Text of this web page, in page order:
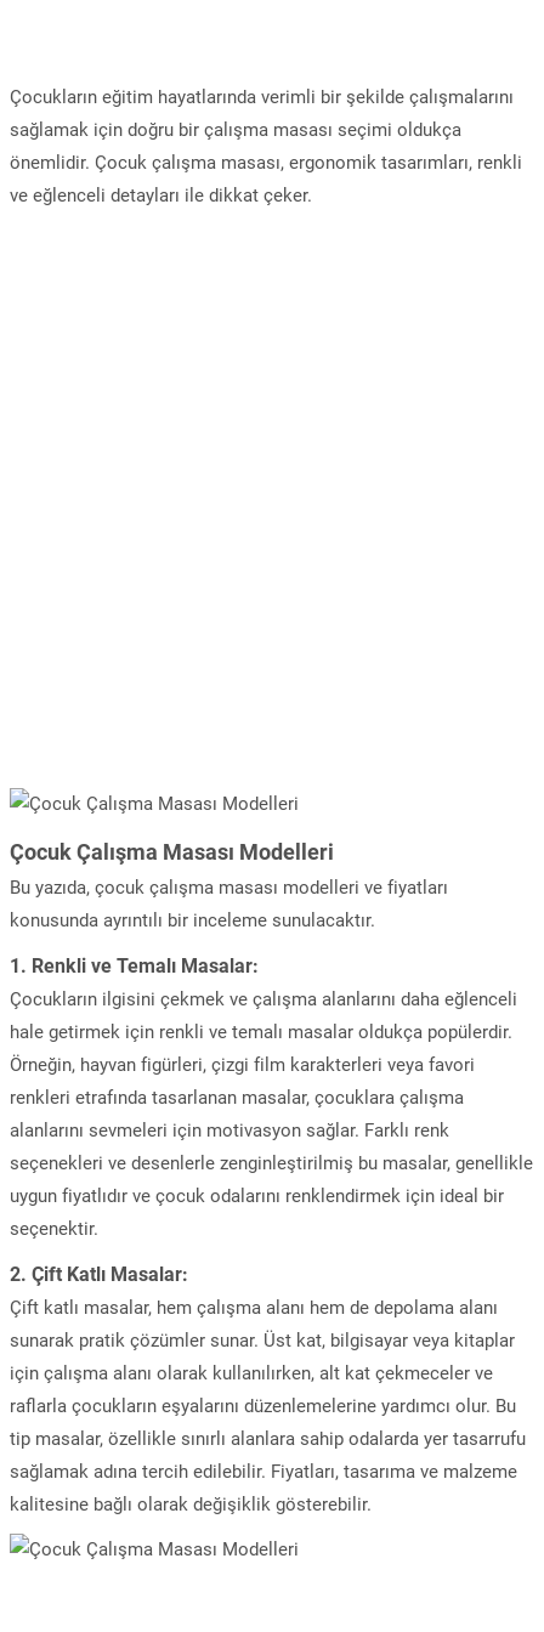
Çocukların eğitim hayatlarında verimli bir şekilde çalışmalarını
sağlamak için doğru bir çalışma masası seçimi oldukça
önemlidir. Çocuk çalışma masası, ergonomik tasarımları, renkli
ve eğlenceli detayları ile dikkat çeker.
Çocuk Çalışma Masası Modelleri
Bu yazıda, çocuk çalışma masası modelleri ve fiyatları
konusunda ayrıntılı bir inceleme sunulacaktır.
1. Renkli ve Temalı Masalar:
Çocukların ilgisini çekmek ve çalışma alanlarını daha eğlenceli
hale getirmek için renkli ve temalı masalar oldukça popülerdir.
Örneğin, hayvan figürleri, çizgi film karakterleri veya favori
renkleri etrafında tasarlanan masalar, çocuklara çalışma
alanlarını sevmeleri için motivasyon sağlar. Farklı renk
seçenekleri ve desenlerle zenginleştirilmiş bu masalar, genellikle
uygun fiyatlıdır ve çocuk odalarını renklendirmek için ideal bir
seçenektir.
2. Çift Katlı Masalar:
Çift katlı masalar, hem çalışma alanı hem de depolama alanı
sunarak pratik çözümler sunar. Üst kat, bilgisayar veya kitaplar
için çalışma alanı olarak kullanılırken, alt kat çekmeceler ve
raflarla çocukların eşyalarını düzenlemelerine yardımcı olur. Bu
tip masalar, özellikle sınırlı alanlara sahip odalarda yer tasarrufu
sağlamak adına tercih edilebilir. Fiyatları, tasarıma ve malzeme
kalitesine bağlı olarak değişiklik gösterebilir.